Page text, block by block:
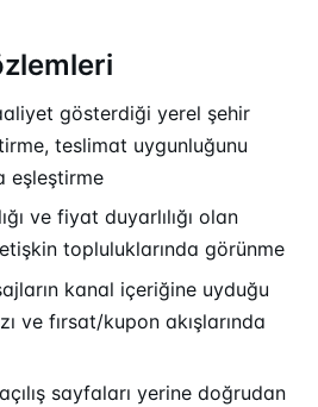
gösterdiği yerel şehir
teslimat uygunluğunu
eşleştirme
ve fiyat duyarlılığı olan
topluluklarında görünme
kanal içeriğine uyduğu
ve fırsat/kupon akışlarında
sayfaları yerine doğrudan